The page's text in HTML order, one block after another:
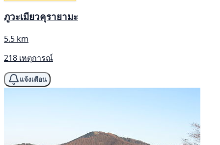
ภูวะเมียวคุรายามะ
5.5 km
218 เหตุการณ์
แจ้งเตือน